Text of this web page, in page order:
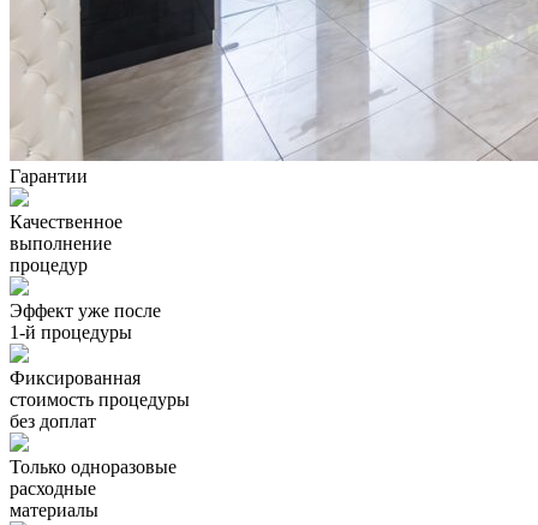
Гарантии
Качественное
выполнение
процедур
Эффект уже после
1-й процедуры
Фиксированная
стоимость процедуры
без доплат
Только одноразовые
расходные
материалы